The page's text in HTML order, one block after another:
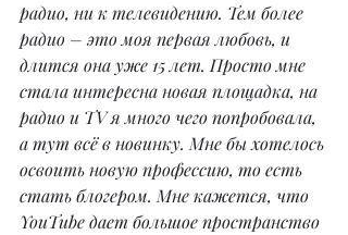
радио, ни к телевидению. Тем более
радио – это моя первая любовь, и
длится она уже 15 лет. Просто мне
стала интересна новая площадка, на
радио и TV я много чего попробовала,
а тут всё в новинку. Мне бы хотелось
освоить новую профессию, то есть
стать блогером. Мне кажется, что
YouTube дает большое пространство